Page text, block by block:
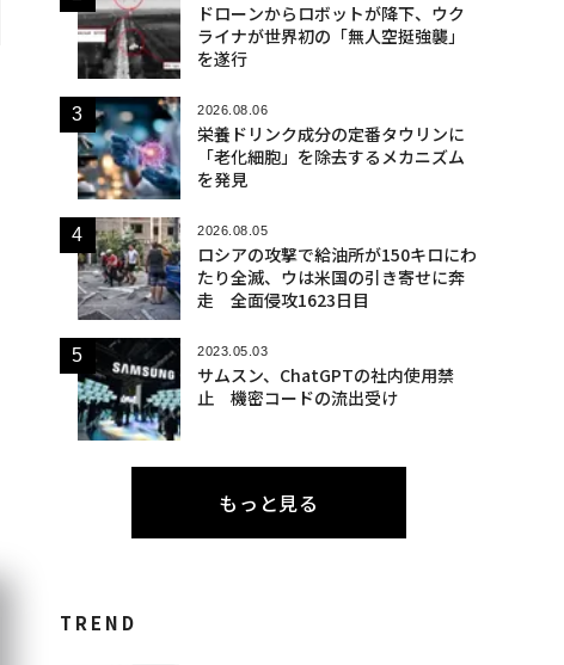
ドローンからロボットが降下、ウク
ライナが世界初の「無人空挺強襲」
を遂行
2026.08.06
栄養ドリンク成分の定番タウリンに
「老化細胞」を除去するメカニズム
を発見
2026.08.05
ロシアの攻撃で給油所が150キロにわ
たり全滅、ウは米国の引き寄せに奔
走 全面侵攻1623日目
2023.05.03
サムスン、ChatGPTの社内使用禁
止 機密コードの流出受け
もっと見る
TREND